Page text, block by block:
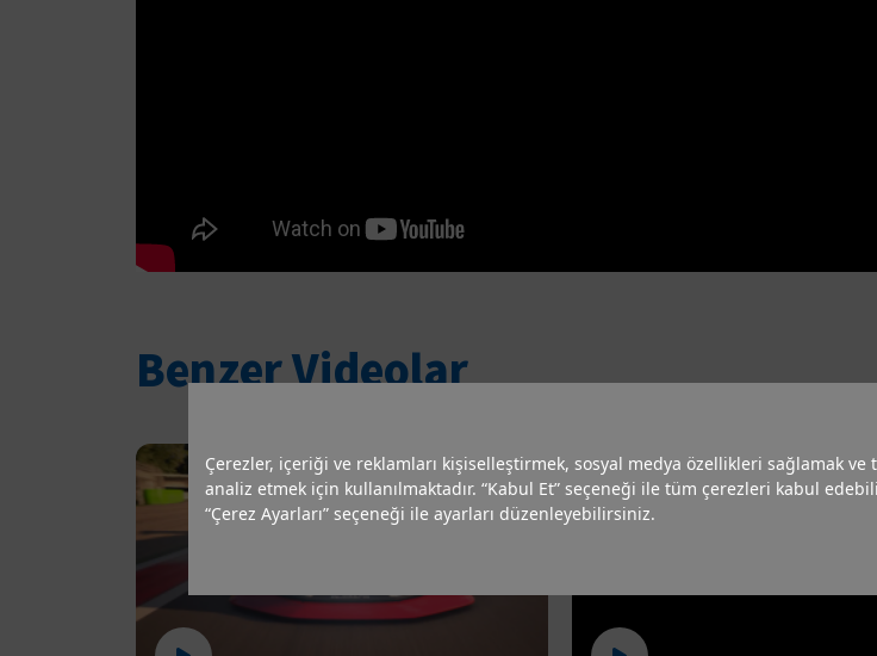
Çerezler, içeriği ve reklamları kişiselleştirmek, sosyal medya özellikleri sağlamak ve
analiz etmek için kullanılmaktadır. “Kabul Et” seçeneği ile tüm çerezleri kabul
“Çerez Ayarları” seçeneği ile ayarları düzenleyebilirsiniz.
Benzer Videolar